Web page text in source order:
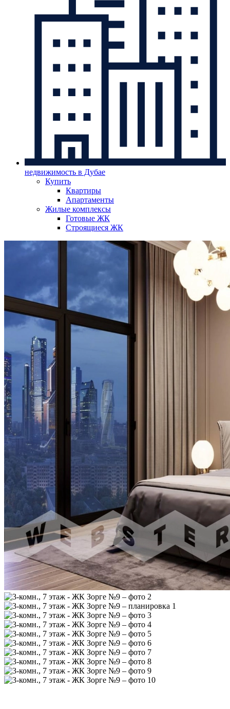
недвижимость в Дубае
Купить
Квартиры
Апартаменты
Жилые комплексы
Готовые ЖК
Строящиеся ЖК